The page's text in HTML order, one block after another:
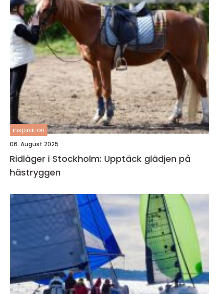
inspiration
06. August 2025
Ridläger i Stockholm: Upptäck glädjen på
hästryggen